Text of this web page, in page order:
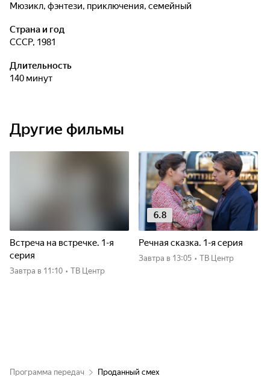
мюзикл, фэнтези, приключения, семейный
Страна и год
СССР, 1981
Длительность
140 минут
Другие фильмы
Встреча на встречке. 1-я
серия
Завтра в 11:10 • ТВ Центр
6.8
Речная сказка. 1-я серия
Завтра в 13:05 • ТВ Центр
Программа передач Проданный смех